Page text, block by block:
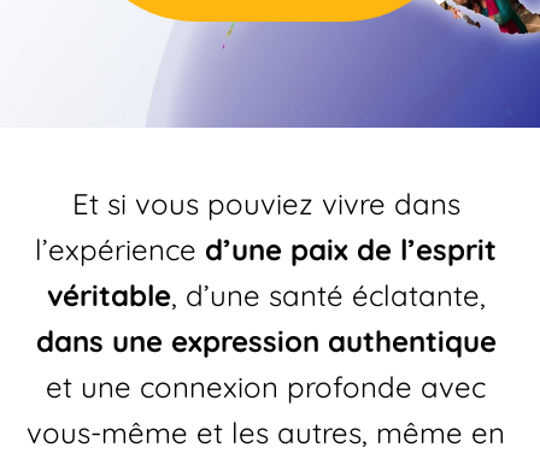
Et si vous pouviez vivre dans
l’expérience d’une paix de l’esprit
véritable
dans une expression authentique
et une connexion profonde avec
vous-même et les autres, même en